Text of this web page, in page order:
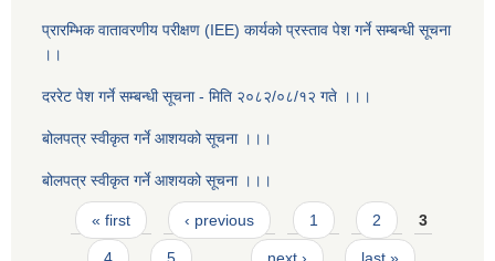
प्रारम्भिक वातावरणीय परीक्षण (IEE) कार्यको प्रस्ताव पेश गर्ने सम्बन्धी सूचना
।।
दररेट पेश गर्ने सम्बन्धी सूचना - मिति २०८२/०८/१२ गते ।।।
बोलपत्र स्वीकृत गर्ने आशयको सूचना ।।।
बोलपत्र स्वीकृत गर्ने आशयको सूचना ।।।
Pages
« first ‹ previous 1 2 3